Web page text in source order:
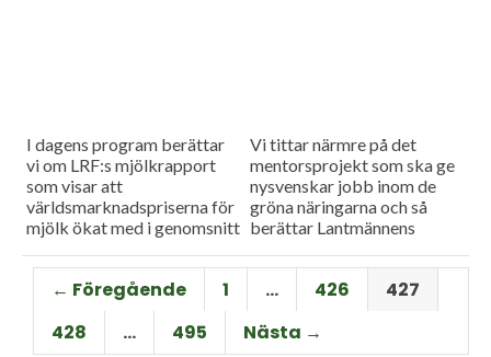
I dagens program berättar
vi om LRF:s mjölkrapport
som visar att
världsmarknadspriserna för
mjölk ökat med i genomsnitt
månaderna. Dessutom
besöker vi lantbrukaren Bo
Börjesson...
Vi tittar närmre på det
mentorsprojekt som ska ge
nysvenskar jobb inom de
gröna näringarna och så
berättar Lantmännens
Jeppson om
spannmålsmarknaden.
← Föregående 1 … 426
427
428
… 495 Nästa →